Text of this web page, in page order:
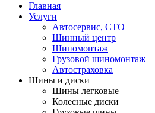
Главная
Услуги
Автосервис, СТО
Шинный центр
Шиномонтаж
Грузовой шиномонтаж
Автостраховка
Шины и диски
Шины легковые
Колесные диски